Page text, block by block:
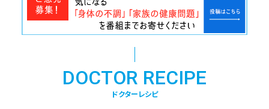
DOCTOR RECIPE
ドクターレシピ